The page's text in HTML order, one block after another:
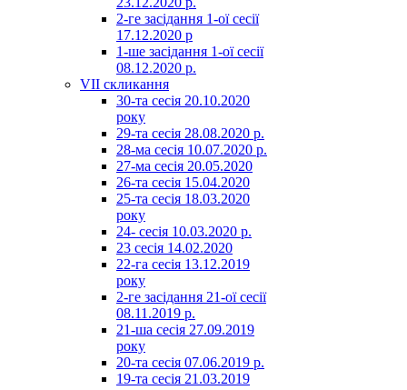
2-ге засідання 1-ої сесії
17.12.2020 р
1-ше засідання 1-ої сесії
08.12.2020 р.
VII скликання
30-та сесія 20.10.2020
року
29-та сесія 28.08.2020 р.
28-ма сесія 10.07.2020 р.
27-ма сесія 20.05.2020
26-та сесія 15.04.2020
25-та сесія 18.03.2020
року
24- сесія 10.03.2020 р.
23 сесія 14.02.2020
22-га сесія 13.12.2019
року
2-ге засідання 21-ої сесії
08.11.2019 р.
21-ша сесія 27.09.2019
року
20-та сесія 07.06.2019 р.
19-та сесія 21.03.2019